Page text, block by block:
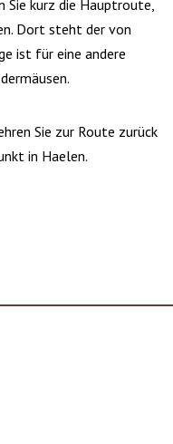
Sie kurz die Hauptroute,
Dort steht der von
ist für eine andere
Sie zur Route zurück
in Haelen.